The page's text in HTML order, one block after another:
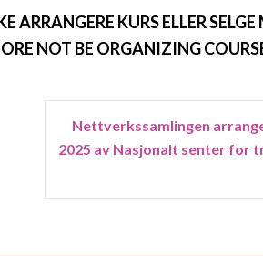
ARRANGERE KURS ELLER
NOT BE ORGANIZING
Nettverkssamlingen
2025 av Nasjonalt senter for